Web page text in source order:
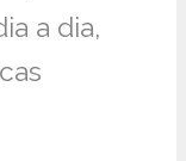
a dia,